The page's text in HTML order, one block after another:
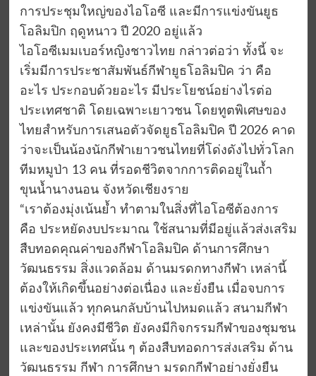
การประชุมใหญ่ของไอโอซี และมีการแข่งขันยูธ
โอลิมปิก ฤดูหนาว ปี 2020 อยู่แล้ว
ไอโอซีเมมเบอร์หญิงชาวไทย กล่าวต่อว่า ทั้งนี้ จะ
เริ่มมีการประชาสัมพันธ์กีฬายูธโอลิมปิค ว่า คือ
อะไร ประกอบด้วยอะไร มีประโยชน์อย่างไรต่อ
ประเทศชาติ โดยเฉพาะเยาวชน โดยทูตพิเศษของ
ไทยสำหรับการเสนอตัวจัดยูธโอลิมปิค ปี 2026 คาด
ว่าจะเป็นน้องนักกีฬาเยาวชนไทยที่โด่งดังไปทั่วโลก
ทีมหมูป่า 13 คน ที่รอดชีวิตจากการติดอยู่ในถ้ำ
ขุนน้ำนางนอน จังหวัดเชียงราย
“เราต้องมุ่งเน้นย้ำ ทำตามในสิ่งที่ไอโอซีต้องการ
คือ ประหยัดงบประมาณ ใช้สนามที่มีอยู่แล้วส่งเสริม
สืบทอดคุณค่าของกีฬาโอลิมปิค ด้านการศึกษา
วัฒนธรรม สิ่งแวดล้อม ด้านมรดกทางกีฬา เหล่านี้
ต้องให้เกิดขึ้นอย่างต่อเนื่อง และยั่งยืน เมื่อจบการ
แข่งขันแล้ว ทุกคนกลับบ้านไปหมดแล้ว สนามกีฬา
เหล่านั้น ยังคงมีชีวิต ยังคงมีกิจกรรมกีฬาของชุมชน
และของประเทศนั้น ๆ ต้องสืบทอดการส่งเสริม ด้าน
วัฒนธรรม กีฬา การศึกษา มรดกกีฬาอย่างยั่งยืน